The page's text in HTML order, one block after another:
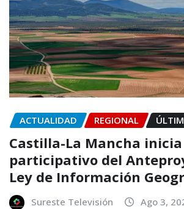
ACTUALIDAD REGIONAL
Castilla-La Mancha
participativo del
Ley de Información
Sureste Televisión Ago 3,